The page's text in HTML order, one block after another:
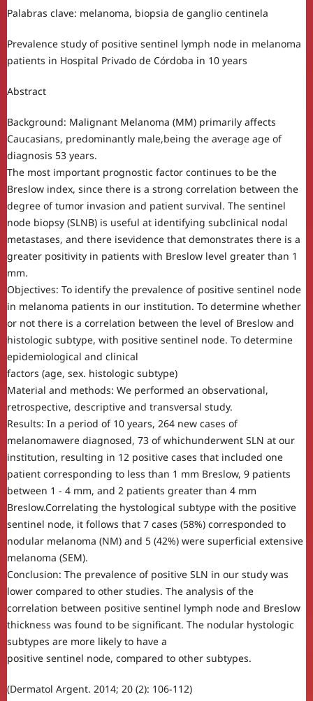
Palabras clave: melanoma, biopsia de ganglio centinela
Prevalence study of positive sentinel lymph node in melanoma
patients in Hospital Privado de Córdoba in 10 years
Abstract
Background: Malignant Melanoma (MM) primarily affects
Caucasians, predominantly male,being the average age of
diagnosis 53 years.
The most important prognostic factor continues to be the
Breslow index, since there is a strong correlation between the
degree of tumor invasion and patient survival. The sentinel
node biopsy (SLNB) is useful at identifying subclinical nodal
metastases, and there isevidence that demonstrates there is a
greater positivity in patients with Breslow level greater than 1
mm.
Objectives: To identify the prevalence of positive sentinel node
in melanoma patients in our institution. To determine whether
or not there is a correlation between the level of Breslow and
histologic subtype, with positive sentinel node. To determine
epidemiological and clinical
factors (age, sex. histologic subtype)
Material and methods: We performed an observational,
retrospective, descriptive and transversal study.
Results: In a period of 10 years, 264 new cases of
melanomawere diagnosed, 73 of whichunderwent SLN at our
institution, resulting in 12 positive cases that included one
patient corresponding to less than 1 mm Breslow, 9 patients
between 1 - 4 mm, and 2 patients greater than 4 mm
Breslow.Correlating the hystological subtype with the positive
sentinel node, it follows that 7 cases (58%) corresponded to
nodular melanoma (NM) and 5 (42%) were superficial extensive
melanoma (SEM).
Conclusion: The prevalence of positive SLN in our study was
lower compared to other studies. The analysis of the
correlation between positive sentinel lymph node and Breslow
thickness was found to be significant. The nodular hystologic
subtypes are more likely to have a
positive sentinel node, compared to other subtypes.
(Dermatol Argent. 2014; 20 (2): 106-112)